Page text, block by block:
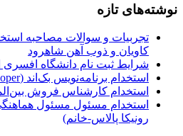
نوشته‌های تازه
تجربیات و سوالات مصاحبه
کاویان و ذوب آهن شاهرود
شرایط ثبت نام دانشگاه افسری ارتش
استخدام برنامه‌نویس بک‌اند (Backend Developer-شیراز)
استخدام کارشناس فروش
استخدام مسئول مسئول
رونیکا پالاس-خانم)